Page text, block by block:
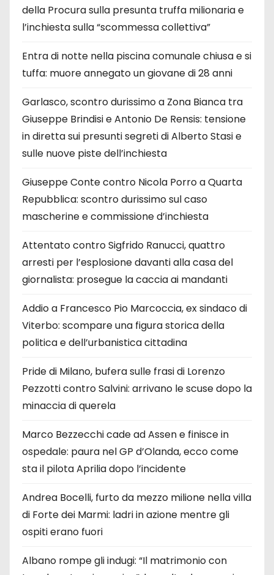
della Procura sulla presunta truffa milionaria e
l’inchiesta sulla “scommessa collettiva”
Entra di notte nella piscina comunale chiusa e si
tuffa: muore annegato un giovane di 28 anni
Garlasco, scontro durissimo a Zona Bianca tra
Giuseppe Brindisi e Antonio De Rensis: tensione
in diretta sui presunti segreti di Alberto Stasi e
sulle nuove piste dell’inchiesta
Giuseppe Conte contro Nicola Porro a Quarta
Repubblica: scontro durissimo sul caso
mascherine e commissione d’inchiesta
Attentato contro Sigfrido Ranucci, quattro
arresti per l’esplosione davanti alla casa del
giornalista: prosegue la caccia ai mandanti
Addio a Francesco Pio Marcoccia, ex sindaco di
Viterbo: scompare una figura storica della
politica e dell’urbanistica cittadina
Pride di Milano, bufera sulle frasi di Lorenzo
Pezzotti contro Salvini: arrivano le scuse dopo la
minaccia di querela
Marco Bezzecchi cade ad Assen e finisce in
ospedale: paura nel GP d’Olanda, ecco come
sta il pilota Aprilia dopo l’incidente
Andrea Bocelli, furto da mezzo milione nella villa
di Forte dei Marmi: ladri in azione mentre gli
ospiti erano fuori
Albano rompe gli indugi: “Il matrimonio con